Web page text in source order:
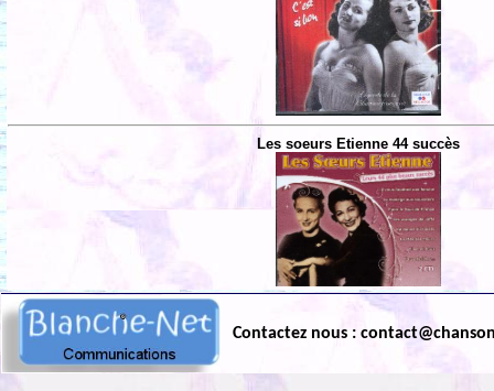
Les soeurs Etienne 44 succès
Contactez nous :